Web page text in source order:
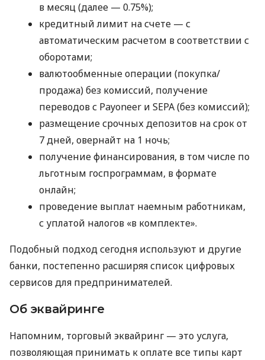
в месяц (далее — 0.75%);
кредитный лимит на счете — с
автоматическим расчетом в соответствии с
оборотами;
валютообменные операции (покупка/
продажа) без комиссий, получение
переводов с Payoneer и SEPA (без комиссий);
размещение срочных депозитов на срок от
7 дней, овернайт на 1 ночь;
получение финансирования, в том числе по
льготным госпрограммам, в формате
онлайн;
проведение выплат наемным работникам,
с уплатой налогов «в комплекте».
Подобный подход сегодня используют и другие
банки, постепенно расширяя список цифровых
сервисов для предпринимателей.
Об эквайринге
Напомним, торговый эквайринг — это услуга,
позволяющая принимать к оплате все типы карт